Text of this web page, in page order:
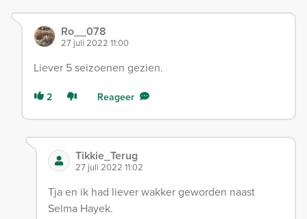
Ro__078
27 juli 2022 11:00
Liever 5 seizoenen gezien.
2 Reageer
Tikkie_Terug
27 juli 2022 11:02
Tja en ik had liever wakker geworden naast
Selma Hayek.